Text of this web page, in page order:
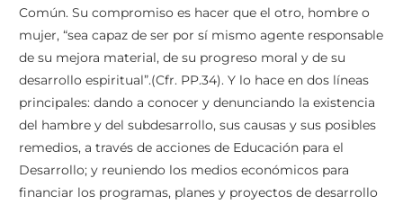
Común. Su compromiso es hacer que el otro, hombre o
mujer, “sea capaz de ser por sí mismo agente responsable
de su mejora material, de su progreso moral y de su
desarrollo espiritual”.(Cfr. PP.34). Y lo hace en dos líneas
principales: dando a conocer y denunciando la existencia
del hambre y del subdesarrollo, sus causas y sus posibles
remedios, a través de acciones de Educación para el
Desarrollo; y reuniendo los medios económicos para
financiar los programas, planes y proyectos de desarrollo